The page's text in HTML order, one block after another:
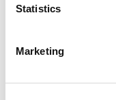
Statistics
Marketing